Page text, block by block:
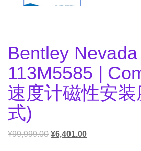
Bentley Nevada
113M5585 |
速度计磁性安
式)
¥99,999.00 ¥6,401.00